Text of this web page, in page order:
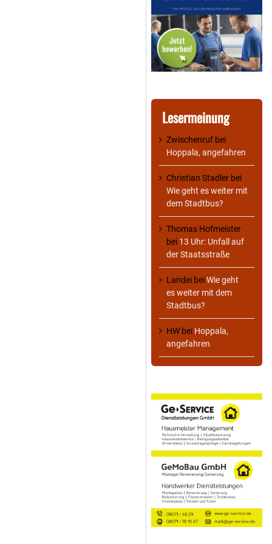
Lesermeinung
Zwischenruf bei
Hoppala, angefahren
Christian Stadler bei
Wie geht es weiter mit
dem Stadtbus?
Thomas Hofmeister
bei 13 Uhr: Unfall auf
der Staatsstraße
Landei beiWie geht
es weiter mit dem
Stadtbus?
HW bei Hoppala,
angefahren